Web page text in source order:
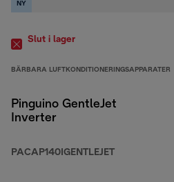
NY
Slut i lager
BÄRBARA LUFTKONDITIONERINGSAPPARATER
Pinguino GentleJet
Inverter
PACAP140IGENTLEJET